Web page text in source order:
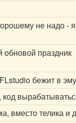
не надо -
обновой праздник
бежит в
вместо телика